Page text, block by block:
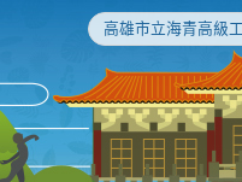
高雄市立海青高級